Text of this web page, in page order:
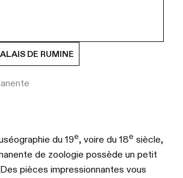
DE RUMINE
du 19e , voire du 18e siècle,
de zoologie possède un petit
pièces impressionnantes vous